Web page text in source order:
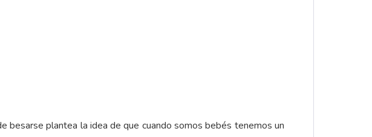
besarse plantea la idea de que cuando somos bebés tenemos un